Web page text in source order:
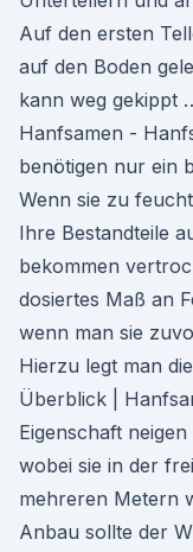
Auf den ersten
auf den Boden
kann weg gekippt
Hanfsamen -
benötigen nur ein
Wenn sie zu
Ihre Bestandteile
bekommen
dosiertes Maß an
wenn man sie
Hierzu legt man
Überblick |
Eigenschaft
wobei sie in der
mehreren Metern
Anbau sollte der